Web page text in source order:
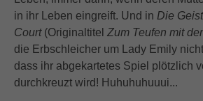
in ihr Leben eingreift. Und in Die
Court(Originaltitel Zum Teufen mit
die Erbschleicher um Lady Emily
dass ihr abgekartetes Spiel plötzlich
durchkreuzt wird! Huhuhuhuuui...